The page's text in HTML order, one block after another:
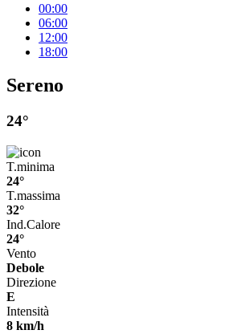
00:00
06:00
12:00
18:00
Sereno
24°
T.minima
24°
T.massima
32°
Ind.Calore
24°
Vento
Debole
Direzione
E
Intensità
8 km/h